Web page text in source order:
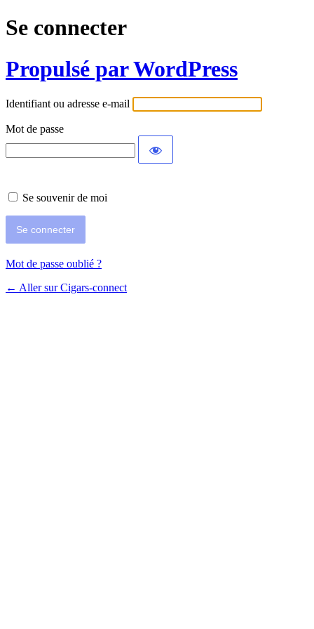
Se connecter
Propulsé par WordPress
Identifiant ou adresse e-mail
Mot de passe
Se souvenir de moi
Mot de passe oublié ?
← Aller sur Cigars-connect